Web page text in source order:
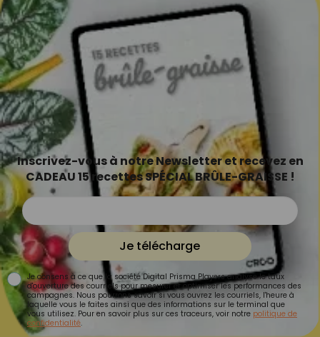
Inscrivez-vous à notre Newsletter et recevez en
CADEAU 15 recettes SPÉCIAL BRÛLE-GRAISSE !
Je télécharge
Je consens à ce que la société Digital Prisma Players analyse le taux
d'ouverture des courriels pour mesurer et optimiser les performances des
campagnes. Nous pourrons savoir si vous ouvrez les courriels, l'heure à
laquelle vous le faites ainsi que des informations sur le terminal que
vous utilisez. Pour en savoir plus sur ces traceurs, voir notre politique de
confidentialité.